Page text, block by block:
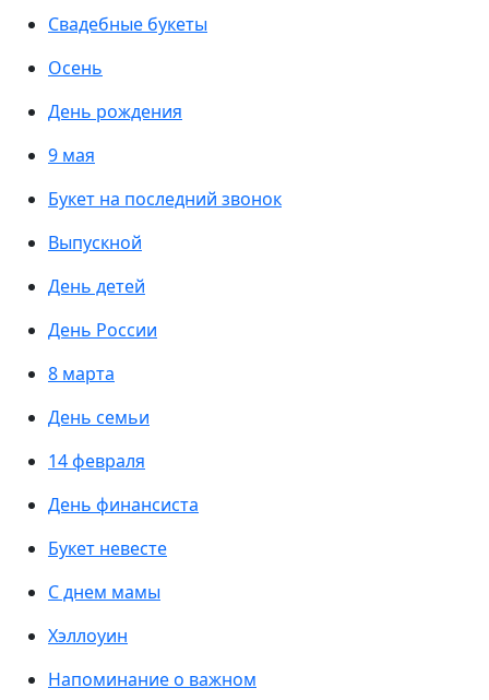
Свадебные букеты
Осень
День рождения
9 мая
Букет на последний звонок
Выпускной
День детей
День России
8 марта
День семьи
14 февраля
День финансиста
Букет невесте
С днем мамы
Хэллоуин
Напоминание о важном